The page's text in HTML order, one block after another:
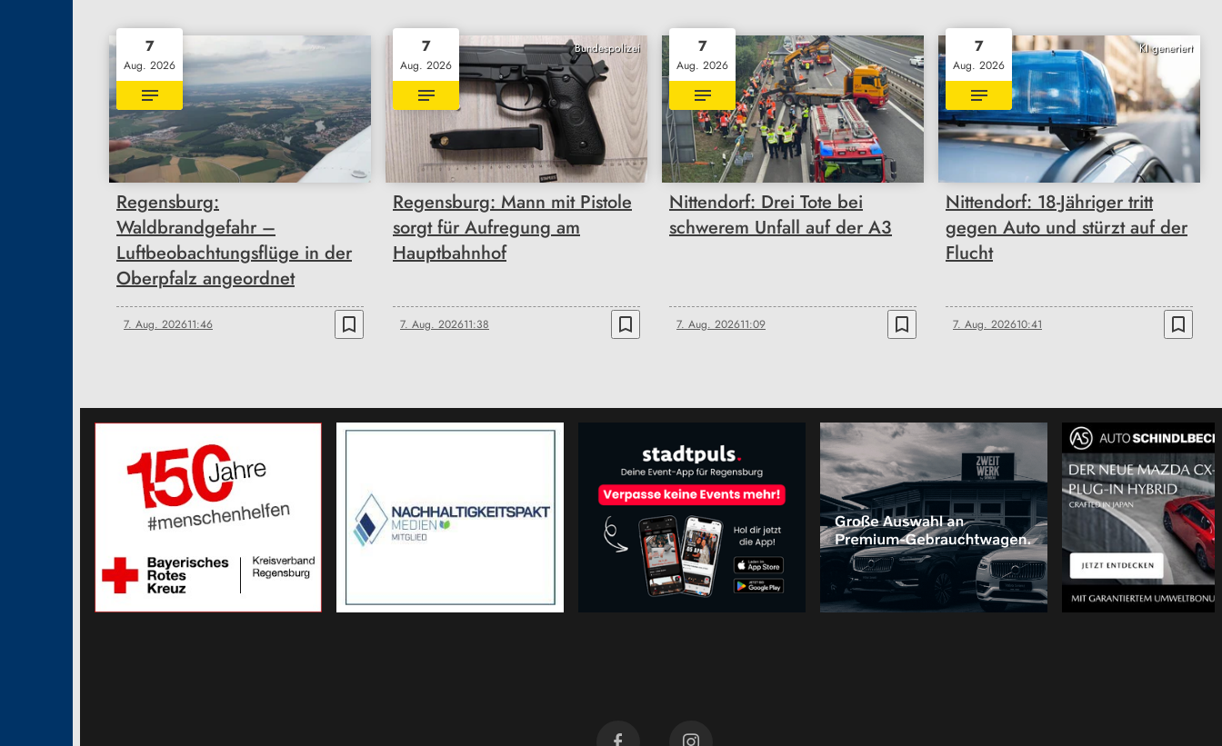
7
Aug. 2026
Regensburg:
Waldbrandgefahr –
Luftbeobachtungsflüge in der
Oberpfalz angeordnet
7. Aug. 202611:46 bookmark_border
Bundespolizei
7
Aug. 2026
Regensburg: Mann mit Pistole
sorgt für Aufregung am
Hauptbahnhof
7. Aug. 202611:38 bookmark_border
7
Aug. 2026
Nittendorf: Drei Tote bei
schwerem Unfall auf der A3
7. Aug. 202611:09 bookmark_border
KI generiert
7
Aug. 2026
Nittendorf: 18-Jähriger tritt
gegen Auto und stürzt auf der
Flucht
7. Aug. 202610:41 bookmark_border